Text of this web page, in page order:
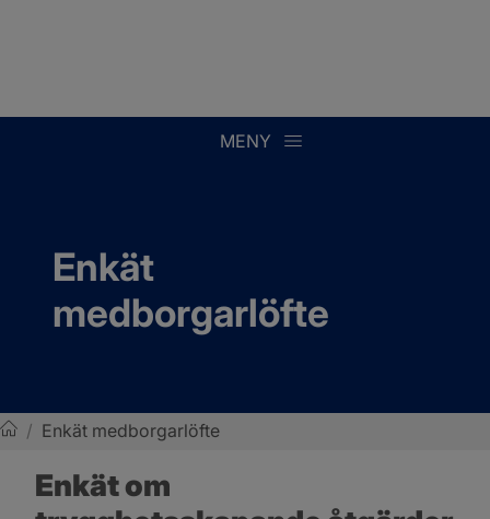
MENY
Enkät
medborgarlöfte
/ Enkät medborgarlöfte
Enkät om